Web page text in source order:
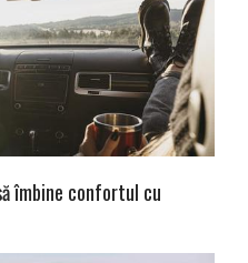
îmbine confortul cu